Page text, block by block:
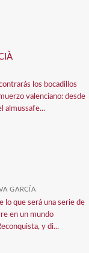
los bocadillos
valenciano: desde
almussafe...
GARCÍA
lo que será una serie de
en un mundo
y di...